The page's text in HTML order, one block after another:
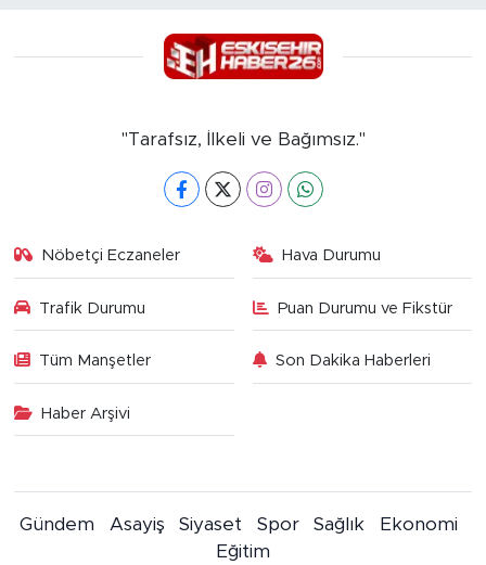
"Tarafsız, İlkeli ve Bağımsız."
Nöbetçi Eczaneler Hava Durumu
Trafik Durumu Puan Durumu ve Fikstür
Tüm Manşetler Son Dakika Haberleri
Haber Arşivi
Gündem Asayiş Siyaset Spor Sağlık
Ekonomi
Eğitim